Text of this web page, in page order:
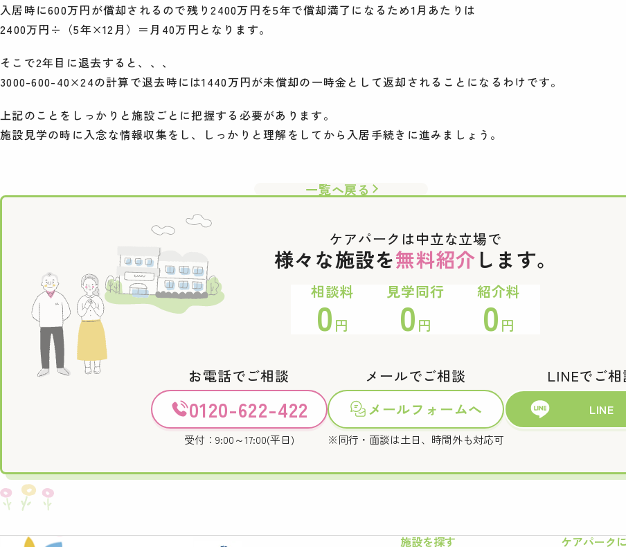
入居時に600万円が償却されるので残り2400万円を5年で償却満了になるため1月あたりは
2400万円÷（5年×12月）＝月40万円となります。
そこで2年目に退去すると、、、
3000-600-40×24の計算で退去時には1440万円が未償却の一時金として返却されることになるわけです。
上記のことをしっかりと施設ごとに把握する必要があります。
施設見学の時に入念な情報収集をし、しっかりと理解をしてから入居手続きに進みましょう。
一覧へ戻る
ケアパークは中立な立場で
様々な施設を無料紹介 します。
相談料
0 円
見学同行
0 円
紹介料
0 円
お電話でご相談
0120-622-422
受付：9:00～17:00(平日)
メールでご相談
メールフォームへ
※同行・面談は土日、時間外も対応可
LINEでご相
LINE
施設を探す ケアパーク